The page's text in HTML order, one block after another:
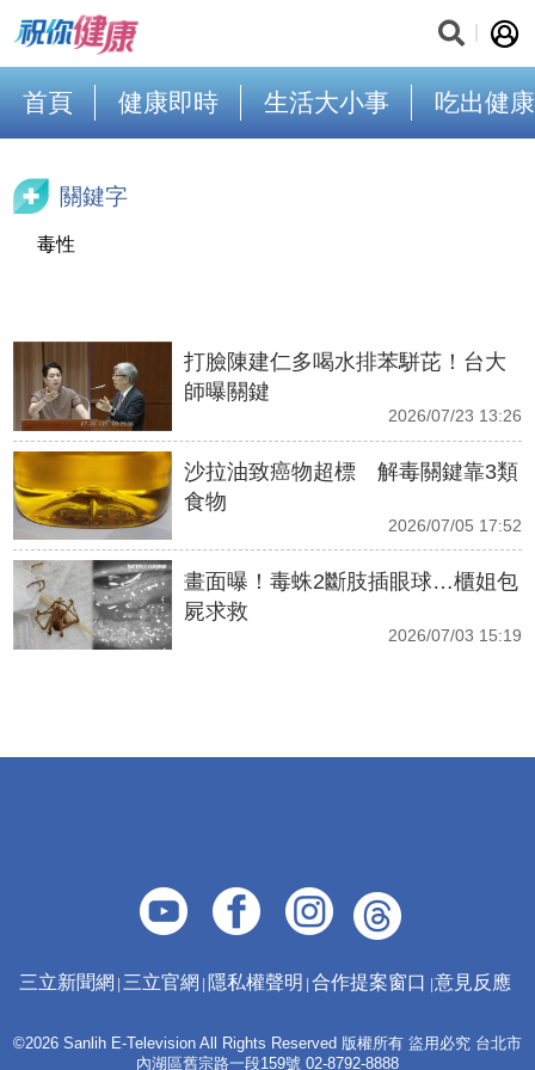
首頁 健康即時 生活大小事 吃出健康
關鍵字
毒性
打臉陳建仁多喝水排苯駢芘！台大
師曝關鍵
2026/07/23 13:26
沙拉油致癌物超標 解毒關鍵靠3類
食物
2026/07/05 17:52
畫面曝！毒蛛2斷肢插眼球…櫃姐包
屍求救
2026/07/03 15:19
三立新聞網 三立官網 隱私權聲明 合作提案窗口 意見反應
©2026 Sanlih E-Television All Rights Reserved 版權所有 盜用必究 台北市
內湖區舊宗路一段159號 02-8792-8888